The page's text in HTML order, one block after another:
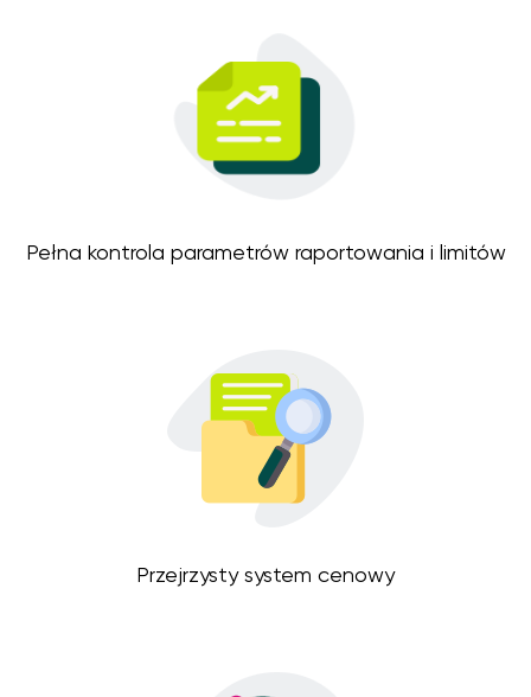
Pełna kontrola parametrów raportowania i limitów
Przejrzysty system cenowy